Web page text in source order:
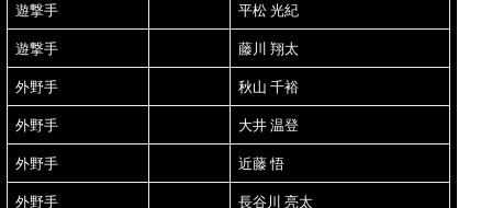
遊撃手 平松 光紀
遊撃手 藤川 翔太
外野手 秋山 千裕
外野手 大井 温登
外野手 近藤 悟
外野手 長谷川 亮太